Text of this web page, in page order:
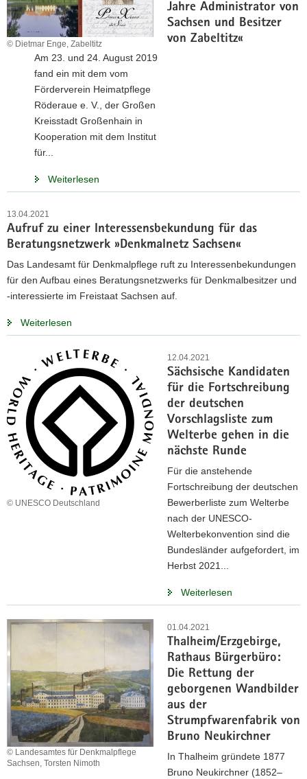
Jahre Administrator von
Sachsen und Besitzer
von Zabeltitz«
© Dietmar Enge, Zabeltitz
Am 23. und 24. August 2019
fand ein mit dem vom
Förderverein Heimatpflege
Röderaue e. V., der Großen
Kreisstadt Großenhain in
Kooperation mit dem Institut
für...
Weiterlesen
13.04.2021
Aufruf zu einer Interessensbekundung für das
Beratungsnetzwerk »Denkmalnetz Sachsen«
Das Landesamt für Denkmalpflege ruft zu Interessenbekundungen
für den Aufbau eines Beratungsnetzwerks für Denkmalbesitzer und
-interessierte im Freistaat Sachsen auf.
Weiterlesen
12.04.2021
Sächsische Kandidaten
für die Fortschreibung
der deutschen
Vorschlagsliste zum
Welterbe gehen in die
nächste Runde
© UNESCO Deutschland
Für die anstehende
Fortschreibung der deutschen
Bewerberliste zum Welterbe
nach der UNESCO-
Welterbekonvention sind die
Bundesländer aufgefordert, im
Herbst 2021...
Weiterlesen
01.04.2021
Thalheim/Erzgebirge,
Rathaus Bürgerbüro:
Die Rettung der
geborgenen Wandbilder
aus der
Strumpfwarenfabrik von
Bruno Neukirchner
© Landesamtes für Denkmalpflege
Sachsen, Torsten Nimoth
In Thalheim gründete 1877
Bruno Neukirchner (1852–